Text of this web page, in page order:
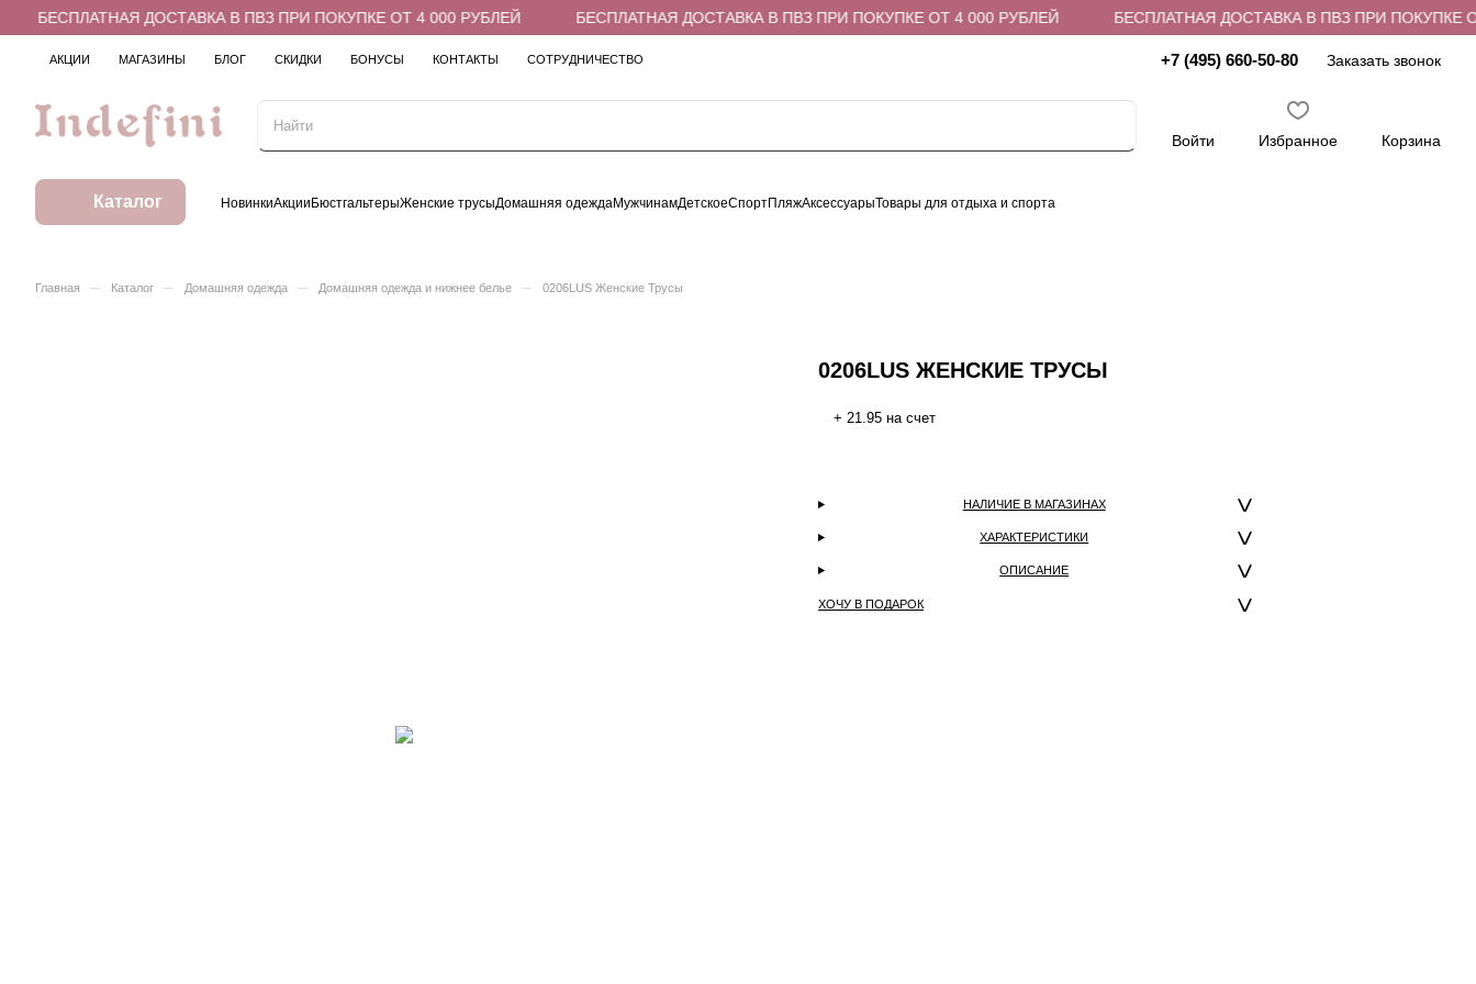
БЕСПЛАТНАЯ ДОСТАВКА В ПВЗ ПРИ ПОКУПКЕ ОТ 4 000 РУБЛЕЙ БЕСПЛАТНАЯ ДОСТАВКА В ПВЗ ПРИ ПОКУПКЕ ОТ 4 000 РУБЛЕЙ БЕСПЛАТНАЯ ДОСТАВКА В ПВЗ ПРИ ПОКУПКЕ ОТ
АКЦИИ МАГАЗИНЫ БЛОГ СКИДКИ БОНУСЫ КОНТАКТЫ СОТРУДНИЧЕСТВО +7 (495) 660-50-80 Заказать звонок
Войти Избранное Корзина
Каталог НовинкиАкцииБюстгальтерыЖенские трусыДомашняя одеждаМужчинамДетскоеСпортПляжАксессуарыТовары для отдыха и спорта
Главная – Каталог – Домашняя одежда – Домашняя одежда и нижнее белье – 0206LUS Женские Трусы
0206LUS ЖЕНСКИЕ ТРУСЫ
+ 21.95 на счет
НАЛИЧИЕ В МАГАЗИНАХ
ХАРАКТЕРИСТИКИ
ОПИСАНИЕ
ХОЧУ В ПОДАРОК